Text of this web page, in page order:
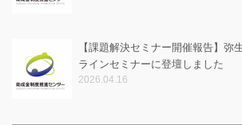
【課題解決セミナー開催報告】弥
ラインセミナーに登壇しました
2026.04.16